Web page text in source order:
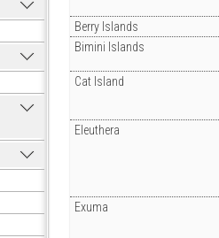
Berry Islands
Bimini Islands
Cat Island
Eleuthera
Exuma